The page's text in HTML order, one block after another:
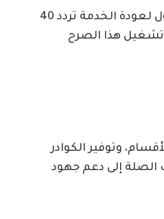
وأضاف نحن ملتزمون بتقديم الرعاية اللازمة لكل المرضى، وقد شهد اليوم الأول لعودة الخدمة تردد 40
تشغيل هذا الصرح
وتوفير الكوادر
الصلة إلى دعم جهود